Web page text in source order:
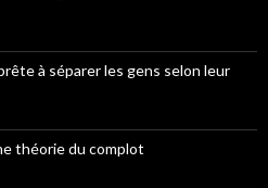
à séparer les gens selon leur
théorie du complot